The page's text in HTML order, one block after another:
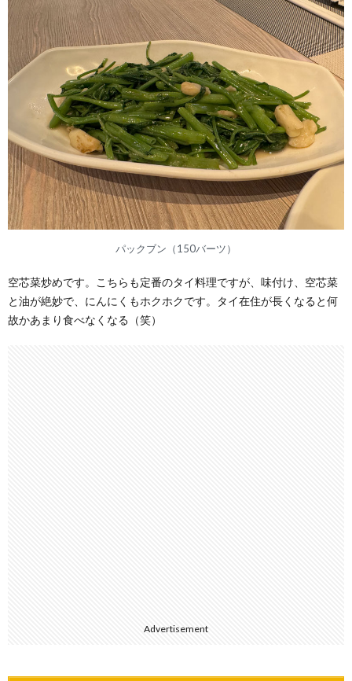
パックブン（150バーツ）
空芯菜炒めです。こちらも定番のタイ料理ですが、味付け、空芯菜
と油が絶妙で、にんにくもホクホクです。タイ在住が長くなると何
故かあまり食べなくなる（笑）
Advertisement